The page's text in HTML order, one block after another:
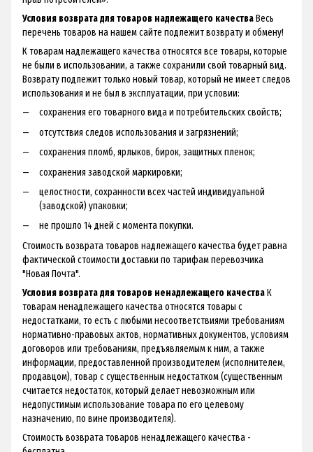
Условия возврата для товаров надлежащего качестваВесь
перечень товаров на нашем сайте подлежит возврату и обмену!
К товарам надлежащего качества относятся все товары, которые
не были в использовании, а также сохранили свой товарный вид.
Возврату подлежит только новый товар, который не имеет следов
использования и не был в эксплуатации, при условии:
сохранения его товарного вида и потребительских свойств;
отсутствия следов использования и загрязнений;
сохранения пломб, ярлыков, бирок, защитных пленок;
сохранения заводской маркировки;
целостности, сохранности всех частей индивидуальной
(заводской) упаковки;
не прошло 14 дней с момента покупки.
Стоимость возврата товаров надлежащего качества будет равна
фактической стоимости доставки по тарифам перевозчика
"Новая Почта".
Условия возврата для товаров ненадлежащего качестваК
товарам ненадлежащего качества относятся товары с
недостатками, то есть с любыми несоответствиями требованиям
нормативно-правовых актов, нормативных документов, условиям
договоров или требованиям, предъявляемым к ним, а также
информации, предоставленной производителем (исполнителем,
продавцом), товар с существенным недостатком (существенным
считается недостаток, который делает невозможным или
недопустимым использование товара по его целевому
назначению, по вине производителя).
Стоимость возврата товаров ненадлежащего качества -